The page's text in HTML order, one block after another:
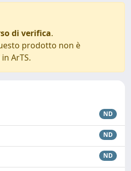
di verifica.
prodotto non è
ArTS.
ND
ND
ND